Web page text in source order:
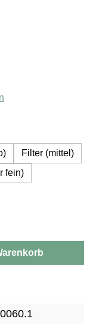
Filter (mittel)
fein)